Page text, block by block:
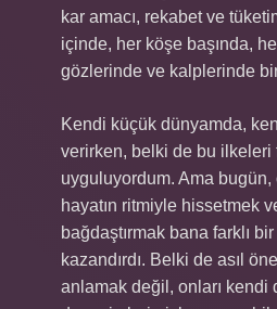
kar amacı, rekabet ve
içinde, her köşe başında,
gözlerinde ve kalplerinde
Kendi küçük dünyamda,
verirken, belki de bu ilkeleri
uyguluyordum. Ama bugün,
hayatın ritmiyle hissetmek
bağdaştırmak bana farklı bir
kazandırdı. Belki de asıl
anlamak değil, onları kendi